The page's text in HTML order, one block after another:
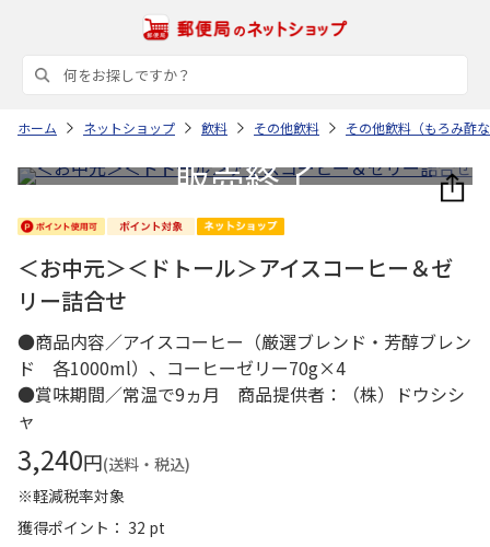
ホーム ネットショップ 飲料 その他飲料 その他飲料（もろみ酢
＜お中元＞＜ドトール＞アイスコーヒー＆ゼ
リー詰合せ
●商品内容／アイスコーヒー（厳選ブレンド・芳醇ブレン
ド 各1000ml）、コーヒーゼリー70g×4
●賞味期間／常温で9ヵ月 商品提供者：（株）ドウシシ
ャ
3,240円(送料・税込)
※軽減税率対象
獲得ポイント： 32 pt